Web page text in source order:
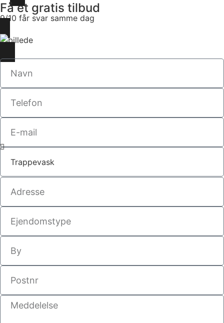
Få et gratis tilbud
9/10 får svar samme dag